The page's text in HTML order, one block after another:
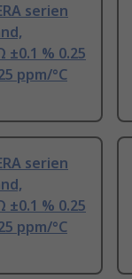
serien
±0.1 % 0.25
ppm/°C
serien
±0.1 % 0.25
ppm/°C